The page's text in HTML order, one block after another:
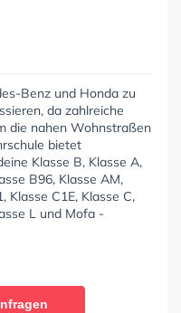
Benz und Honda zu
da zahlreiche
die nahen Wohnstraßen
bietet
Klasse B, Klasse A,
B96, Klasse AM,
Klasse C1E, Klasse C,
L und Mofa -